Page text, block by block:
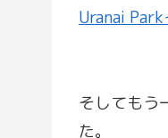
Uranai
そしてもう
た。